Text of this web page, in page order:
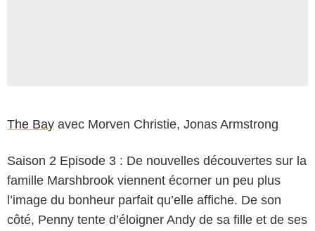
The Bay avec Morven Christie, Jonas Armstrong
Saison 2 Episode 3 : De nouvelles découvertes sur la
famille Marshbrook viennent écorner un peu plus
l’image du bonheur parfait qu’elle affiche. De son
côté, Penny tente d’éloigner Andy de sa fille et de ses